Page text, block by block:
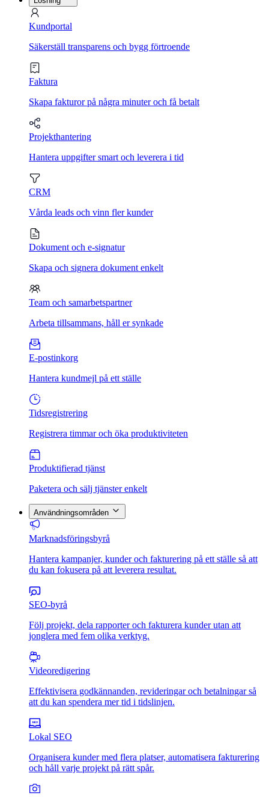
Kundportal
Säkerställ transparens och bygg förtroende
Faktura
Skapa fakturor på några minuter och få betalt
Projekthantering
Hantera uppgifter smart och leverera i tid
CRM
Vårda leads och vinn fler kunder
Dokument och e-signatur
Skapa och signera dokument enkelt
Team och samarbetspartner
Arbeta tillsammans, håll er synkade
E-postinkorg
Hantera kundmejl på ett ställe
Tidsregistrering
Registrera timmar och öka produktiviteten
Produktifierad tjänst
Paketera och sälj tjänster enkelt
Användningsområden
Marknadsföringsbyrå
Hantera kampanjer, kunder och fakturering på ett ställe så att
du kan fokusera på att leverera resultat.
SEO-byrå
Följ projekt, dela rapporter och fakturera kunder utan att
jonglera med fem olika verktyg.
Videoredigering
Effektivisera godkännanden, revideringar och betalningar så
att du kan spendera mer tid i tidslinjen.
Lokal SEO
Organisera kunder med flera platser, automatisera fakturering
och håll varje projekt på rätt spår.